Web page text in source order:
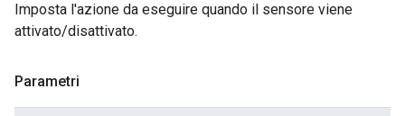
Imposta l'azione da eseguire quando il sensore viene
attivato/disattivato.
Parametri